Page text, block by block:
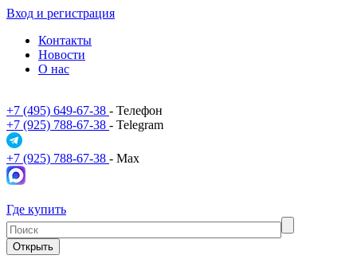
Вход и регистрация
Контакты
Новости
О нас
+7 (495) 649-67-38 - Телефон
+7 (925) 788-67-38 - Telegram
+7 (925) 788-67-38 - Max
Где купить
Открыть